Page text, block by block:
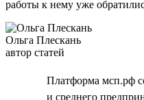
работы к нему уже
Ольга Плескань
автор статей
Платформа мсп.рф
и среднего